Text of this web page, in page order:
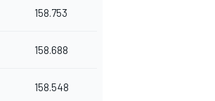
158.753
158.688
158.548